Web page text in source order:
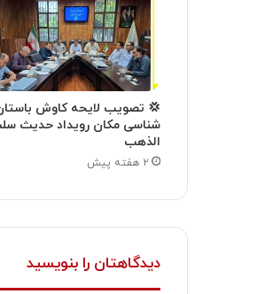
💢 تصویب لایحه کاوش
شناسی مکان رویداد حدیث
الذهب
۲ هفته پیش
دیدگاهتان را بنویسید